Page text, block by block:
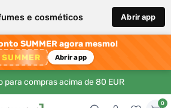
e cosméticos Abrir app
SUMMER agora mesmo!
SUMMER Abrir app
para compras acima de 80 EUR
0